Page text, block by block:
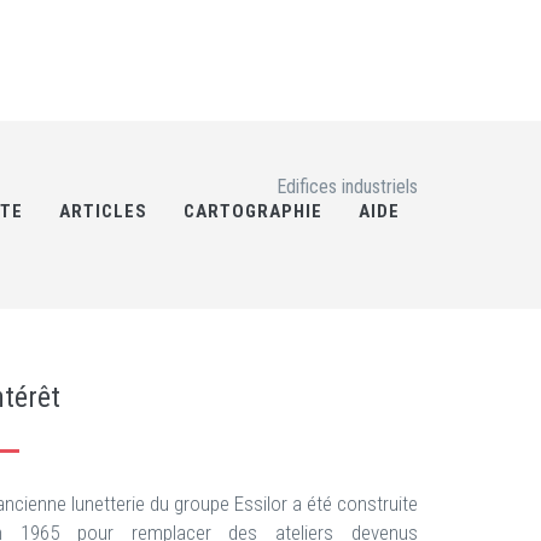
ARTICLES CARTOGRAPHIE AIDE
Edifices industriels
lunetterie du groupe Essilor a été construite
1965 pour remplacer des ateliers devenus